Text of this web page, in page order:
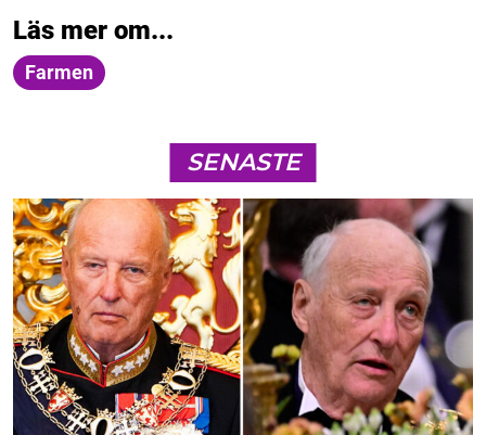
Läs mer om...
Farmen
SENASTE